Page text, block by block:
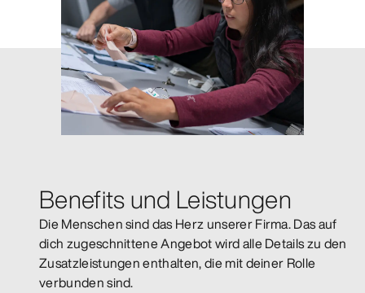
Benefits und Leistungen
Die Menschen sind das Herz unserer Firma. Das auf
dich zugeschnittene Angebot wird alle Details zu den
Zusatzleistungen enthalten, die mit deiner Rolle
verbunden sind.